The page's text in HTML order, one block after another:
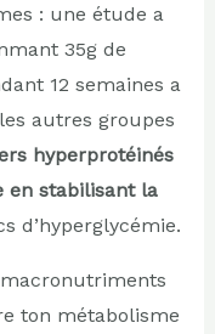
: une étude a
35g de
12 semaines a
autres groupes
hyperprotéinés
en stabilisant la
d’hyperglycémie.
ton métabolisme